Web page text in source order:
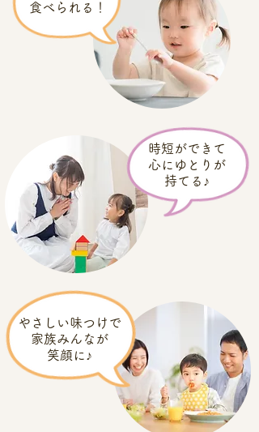
食べられる！
時短ができて
心にゆとりが
​持てる♪
やさしい味つけで
家族みんなが
​笑顔に♪